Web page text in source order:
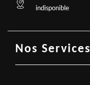
indisponible
Nos Services